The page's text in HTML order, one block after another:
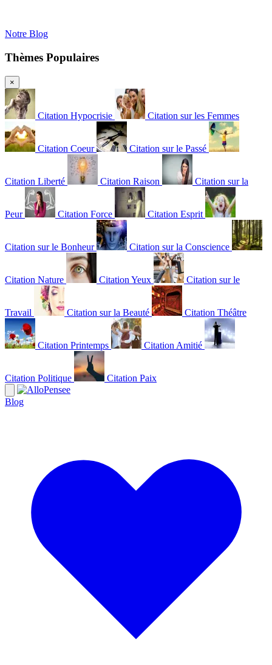
Notre Blog
Thèmes Populaires
×
Citation Hypocrisie Citation sur les Femmes
Citation Coeur Citation sur le Passé
Citation Liberté Citation Raison Citation sur la
Peur Citation Force Citation Esprit
Citation sur le Bonheur Citation sur la Conscience
Citation Nature Citation Yeux Citation sur le
Travail Citation sur la Beauté Citation Théâtre
Citation Printemps Citation Amitié
Citation Politique Citation Paix
Blog